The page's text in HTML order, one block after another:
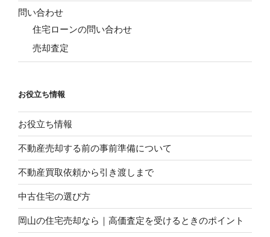
問い合わせ
住宅ローンの問い合わせ
売却査定
お役立ち情報
お役立ち情報
不動産売却する前の事前準備について
不動産買取依頼から引き渡しまで
中古住宅の選び方
岡山の住宅売却なら｜高価査定を受けるときのポイント